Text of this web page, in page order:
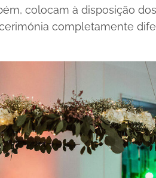
colocam à disposição
completamente